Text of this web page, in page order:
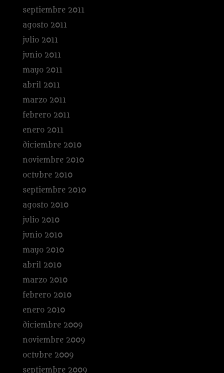
septiembre 2011
agosto 2011
julio 2011
junio 2011
mayo 2011
abril 2011
marzo 2011
febrero 2011
enero 2011
diciembre 2010
noviembre 2010
octubre 2010
septiembre 2010
agosto 2010
julio 2010
junio 2010
mayo 2010
abril 2010
marzo 2010
febrero 2010
enero 2010
diciembre 2009
noviembre 2009
octubre 2009
septiembre 2009